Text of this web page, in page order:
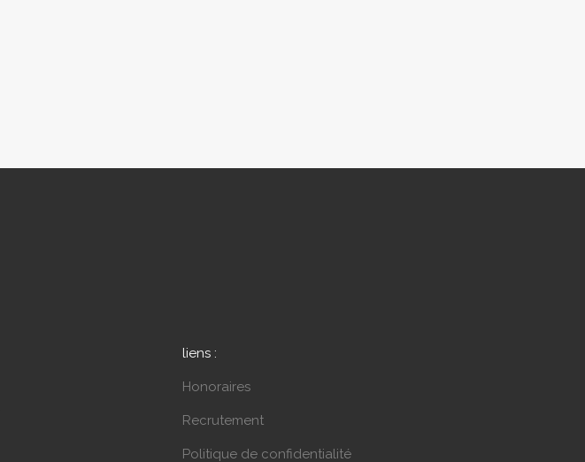
liens :
Honoraires
Recrutement
Politique de confidentialité